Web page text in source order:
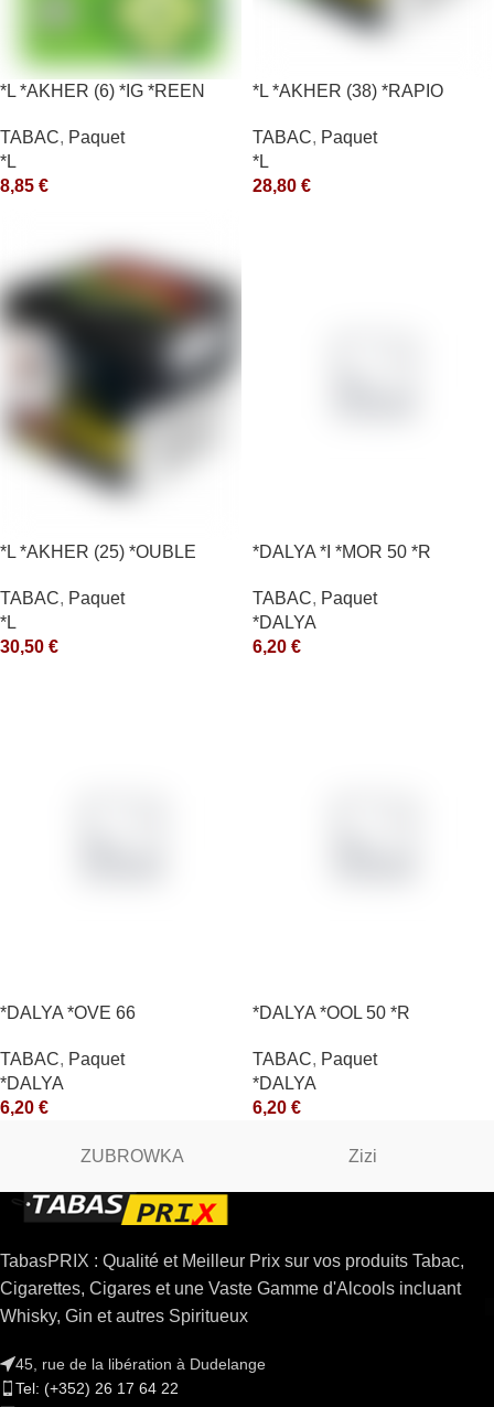
*L *AKHER (6) *IG *REEN
TABAC, Paquet
*L
8,85 €
*L *AKHER (38) *RAPIO
TABAC, Paquet
*L
28,80 €
*L *AKHER (25) *OUBLE
TABAC, Paquet
*L
30,50 €
*DALYA *I *MOR 50 *R
TABAC, Paquet
*DALYA
6,20 €
*DALYA *OVE 66
TABAC, Paquet
*DALYA
6,20 €
*DALYA *OOL 50 *R
TABAC, Paquet
*DALYA
6,20 €
ZUBROWKA Zizi
TabasPRIX : Qualité et Meilleur Prix sur vos produits Tabac,
Cigarettes, Cigares et une Vaste Gamme d'Alcools incluant
Whisky, Gin et autres Spiritueux
45, rue de la libération à Dudelange
Tel: (+352) 26 17 64 22